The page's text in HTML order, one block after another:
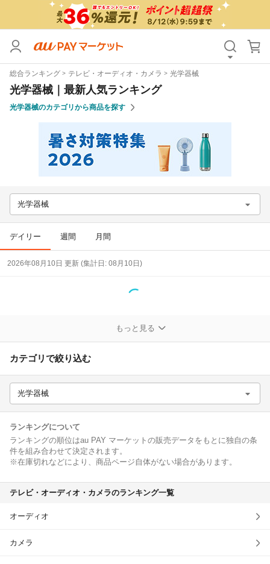
総合ランキング テレビ・オーディオ・カメラ 光学器械
光学器械｜最新人気ランキング
光学器械のカテゴリから商品を探す
光学器械
デイリー 週間 月間
2026年08月10日 更新 (集計日: 08月10日)
もっと見る
カテゴリで絞り込む
光学器械
ランキングについて
ランキングの順位はau PAY マーケットの販売データをもとに独自の条
件を組み合わせて決定されます。
※在庫切れなどにより、商品ページ自体がない場合があります。
テレビ・オーディオ・カメラのランキング一覧
オーディオ
カメラ
カテゴリ すべて
価格
支払い方法
その他の条件
送料無料 タイムセール
サンキュー配送対象
キーワード